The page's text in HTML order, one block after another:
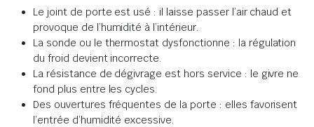
Le joint de porte est usé : il laisse passer l’air chaud et
provoque de l’humidité à l’intérieur.
La sonde ou le thermostat dysfonctionne : la régulation
du froid devient incorrecte.
La résistance de dégivrage est hors service : le givre ne
fond plus entre les cycles.
Des ouvertures fréquentes de la porte : elles favorisent
l’entrée d’humidité excessive.